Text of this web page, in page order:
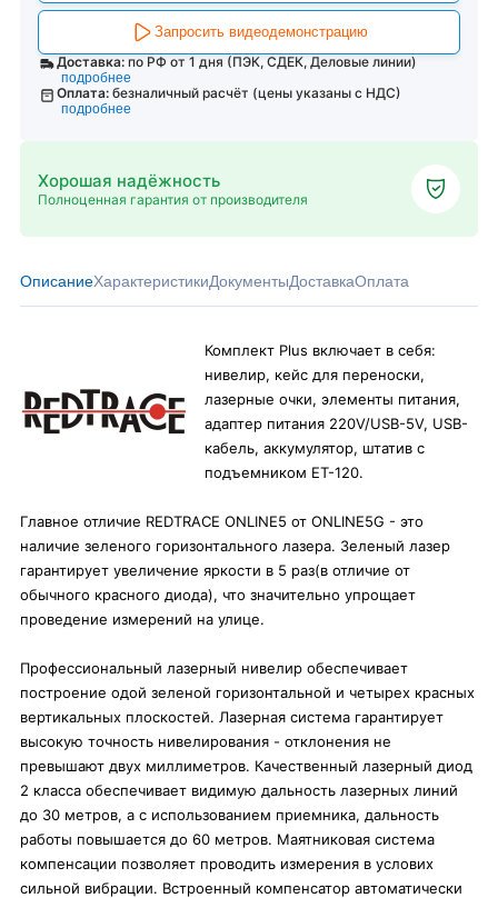
Запросить видеодемонстрацию
Доставка: по РФ от 1 дня (ПЭК, СДЕК, Деловые линии)
подробнее
Оплата: безналичный расчёт (цены указаны с НДС)
подробнее
Хорошая надёжность
Полноценная гарантия от производителя
ОписаниеХарактеристикиДокументыДоставкаОплата
Комплект Plus включает в себя:
нивелир, кейс для переноски,
лазерные очки, элементы питания,
адаптер питания 220V/USB-5V, USB-
кабель, аккумулятор, штатив с
подъемником ET-120.
Главное отличие REDTRACE ONLINE5 от ONLINE5G - это
наличие зеленого горизонтального лазера. Зеленый лазер
гарантирует увеличение яркости в 5 раз(в отличие от
обычного красного диода), что значительно упрощает
проведение измерений на улице.
Профессиональный лазерный нивелир обеспечивает
построение одой зеленой горизонтальной и четырех красных
вертикальных плоскостей. Лазерная система гарантирует
высокую точность нивелирования - отклонения не
превышают двух миллиметров. Качественный лазерный диод
2 класса обеспечивает видимую дальность лазерных линий
до 30 метров, а с использованием приемника, дальность
работы повышается до 60 метров. Маятниковая система
компенсации позволяет проводить измерения в услових
сильной вибрации. Встроенный компенсатор автоматически